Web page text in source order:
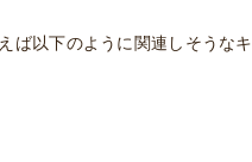
以下のように関連しそうな